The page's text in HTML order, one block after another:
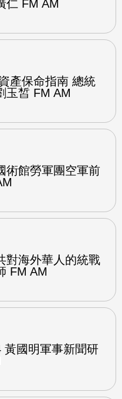
仁 FM AM
產保命指南 總統
玉皙 FM AM
術館勞軍團空軍前
對海外華人的統戰
FM AM
黃國明軍事新聞研